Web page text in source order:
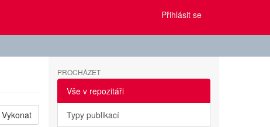
Přihlásit se
Vykonat
PROCHÁZET
Vše v repozitáři
Typy publikací